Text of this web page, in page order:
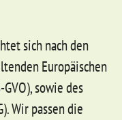
sich nach den
Europäischen
sowie des
Wir passen die